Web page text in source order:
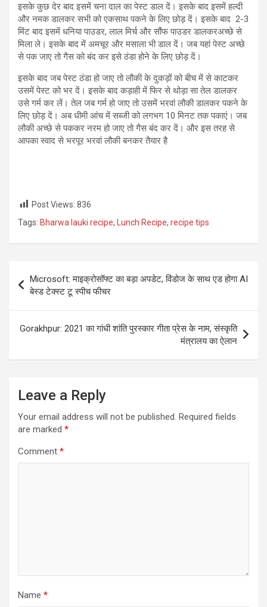
इसके कुछ देर बाद इसमें चना दाल का पेस्ट डाल दें। इसके बाद इसमें हल्दी
और नमक डालकर सभी को एकसाथ पकने के लिए छोड़ दें। इसके बाद 2-3
मिंट बाद इसमें धनिया पाउडर, लाल मिर्च और सौंफ पाउडर डालकरअच्‍छे से
मिला ले। इसके बाद में अमचूर और मसाला भी डाल दें। जब यहां पेस्ट अच्छे
से पक जाए तो गैस को बंद कर इसे ठंडा होने के लिए छोड़ दें।
इसके बाद जब पेस्ट ठंडा हो जाए तो लौकी के दुकड़ों को बीच में से काटकर
उसमें पेस्ट को भर दें। इसके बाद कड़ाही में फिर से थोड़ा सा तेल डालकर
उसे गर्म कर लें। तेल जब गर्म हो जाए तो उसमें भरवां लौकी डालकर पकने के
लिए छोड़ दें। अब धीमी आंच में सब्जी को लगभग 10 मिनट तक पकाएं। जब
लौकी अच्छे से पककर नरम हो जाए तो गैस बंद कर दें। और इस तरह से
आपका स्वाद से भरपूर भरवां लौकी बनकर तैयार है
Post Views: 836
Tags: Bharwa lauki recipe, Lunch Recipe, recipe tips
navigation
Microsoft: माइक्रोसॉफ्ट का बड़ा अपडेट, विंडोज के साथ एड होगा AI
बेस्ड टेक्स्ट टू स्पीच फीचर
Gorakhpur: 2021 का गांधी शांति पुरस्कार गीता प्रेस के नाम, संस्कृति
मंत्रालय का ऐलान
Leave a Reply
Your email address will not be published. Required fields
are marked *
Comment *
Name *